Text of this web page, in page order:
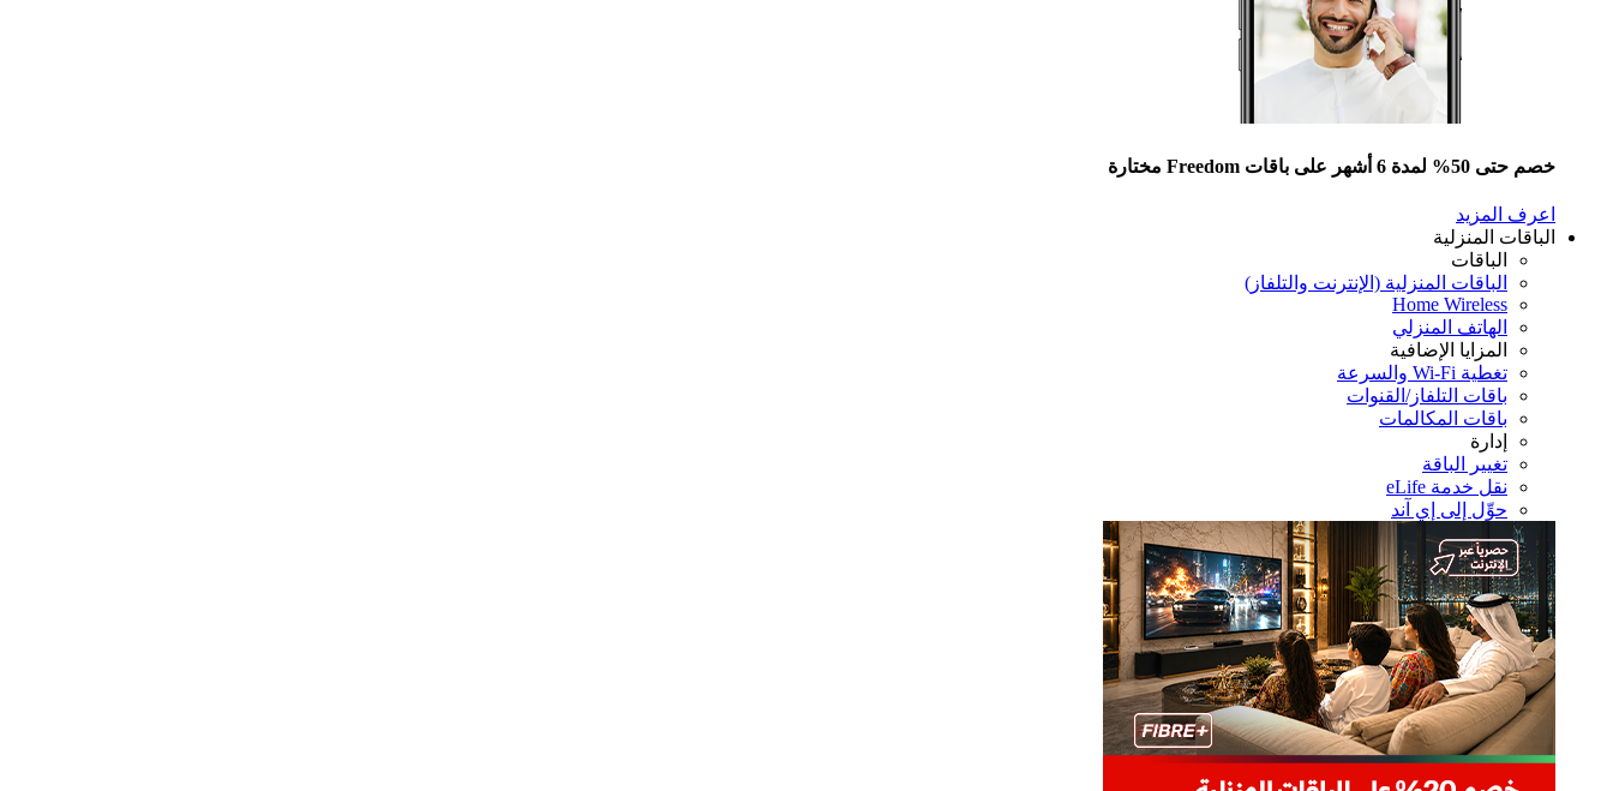
خصم حتى 50% لمدة 6 أشهر على باقات Freedom مختارة
اعرف المزيد
الباقات المنزلية
الباقات
الباقات المنزلية (الإنترنت والتلفاز)
Home Wireless
الهاتف المنزلي
المزايا الإضافية
تغطية Wi-Fi والسرعة
باقات التلفاز/القنوات
باقات المكالمات
إدارة
تغيير الباقة
نقل خدمة eLife
حوِّل إلى إي آند